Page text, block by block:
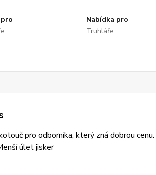
Nabídka pro
Truhláře
pro odborníka, který zná dobrou
úlet jisker